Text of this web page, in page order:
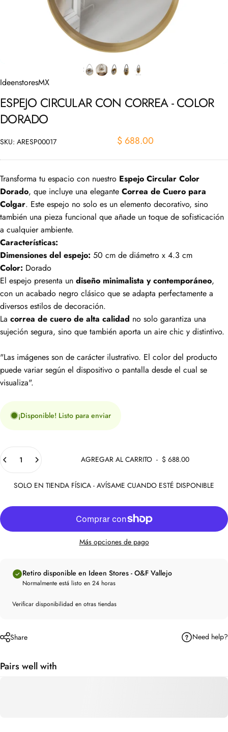
IdeenstoresMX
ESPEJO CIRCULAR CON CORREA- COLOR
DORADO
SKU: ARESP00017 $ 688.00
Transforma tu espacio con nuestro Espejo Circular Color
Dorado, que incluye una elegante Correa de Cuero para
Colgar. Este espejo no solo es un elemento decorativo, sino
también una pieza funcional que añade un toque de sofisticación
a cualquier ambiente.
Características:
Dimensiones del espejo: 50 cm de diámetro x 4.3 cm
Color: Dorado
El espejo presenta un diseño minimalista y contemporáneo,
con un acabado negro clásico que se adapta perfectamente a
diversos estilos de decoración.
La correa de cuero de alta calidad no solo garantiza una
sujeción segura, sino que también aporta un aire chic y distintivo.
"Las imágenes son de carácter ilustrativo. El color del producto
puede variar según el dispositivo o pantalla desde el cual se
visualiza".
¡Disponible! Listo para enviar
Cantidad
AGREGAR AL CARRITO- $ 688.00
SOLO EN TIENDA FÍSICA - AVÍSAME CUANDO ESTÉ DISPONIBLE
Más opciones de pago
Retiro disponible en Ideen Stores - O&F Vallejo
Normalmente está listo en 24 horas
Verificar disponibilidad en otras tiendas
Share Need help?
Pairs well with